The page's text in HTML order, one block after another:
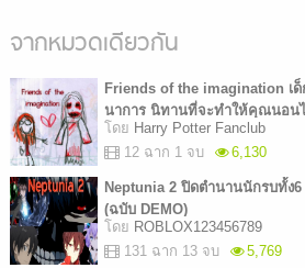
จากหมวดเดียวกัน
Friends of the imagination เ
นาการ นิทานที่จะทำให้คุณนอน
โดย Harry Potter Fanclub
12 ฉาก 1 จบ
6,130
Neptunia 2 ปิดตำนานนักรบทั้ง
(ฉบับ DEMO)
โดย ROBLOX123456789
131 ฉาก 13 จบ
5,769